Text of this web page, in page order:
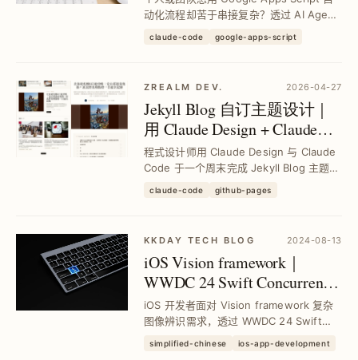
发
动化流程却苦于串接复杂？透过 AI Agent
案，实现个人桌面 Dashboard 串接天气、
claude-code google-apps-script
ZREALM DEV. 2026-04-27
Jekyll Blog 自订主题设计｜
用 Claude Design + Claude
Code 快速打造专属风格
程式设计师用 Claude Design 与 Claude
Code 于一个周末完成 Jekyll Blog 主题重
造专属风格且支援 RWD 与 SEO，部署于
claude-code github-pages
KKDAY TECH BLOG 2024-08-13
iOS Vision framework｜
WWDC 24 Swift Concurrency
与新 API 深度解析与实作指
南
iOS 开发者面对 Vision framework 复杂
图像辨识需求，透过 WWDC 24 Swift
识请求与身体手势追踪，提升辨识效率与
simplified-chinese ios-app-development